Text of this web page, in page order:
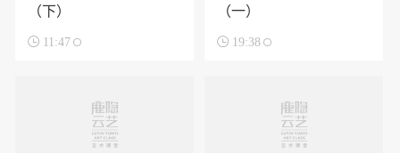
（下）
 11:47
（一）
 19:38